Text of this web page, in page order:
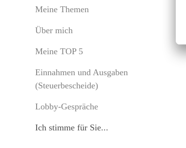
Meine Themen
Über mich
Meine TOP 5
Einnahmen und Ausgaben
(Steuerbescheide)
Lobby-Gespräche
Ich stimme für Sie...